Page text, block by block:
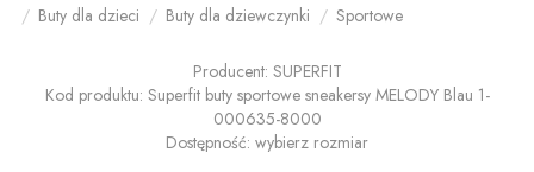
Buty dla dzieci Buty dla dziewczynki Sportowe
Producent: SUPERFIT
Kod produktu: Superfit buty sportowe sneakersy MELODY Blau 1-
000635-8000
Dostępność: wybierz rozmiar